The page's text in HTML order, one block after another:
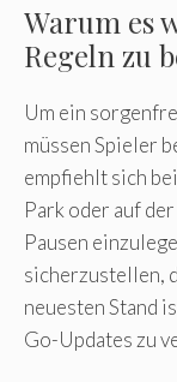
Warum es
Regeln zu
Um ein
müssen Spieler
empfiehlt sich
Park oder auf
Pausen
sicherzustellen,
neuesten Stand
Go-Updates zu